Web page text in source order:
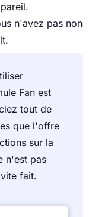
n'avez pas non
Fan est
tout de
que l'offre
sur la
n'est pas
fait.